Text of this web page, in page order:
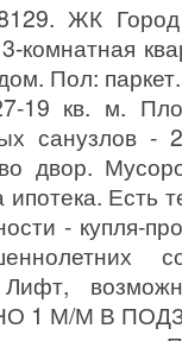
ЖК
комнатная
Пол:
19 кв. м.
санузлов
двор.
Есть
- купля-
Лифт,
1 М/М В